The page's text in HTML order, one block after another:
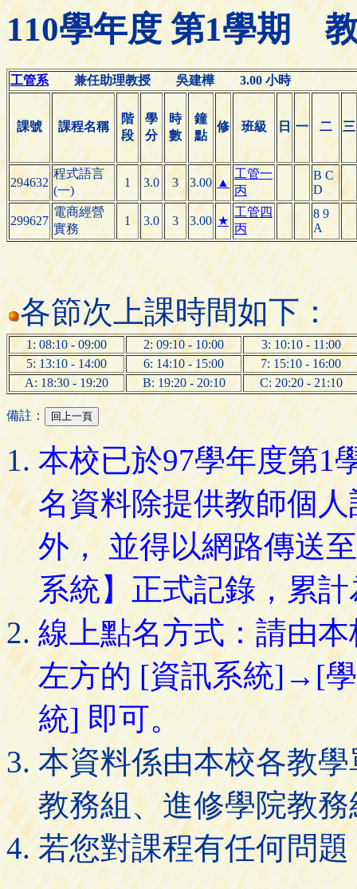
110學年度 第1學期
工管系兼任助理教授 吳建樺 3.00 小時
課號 課程名稱
階
段
學
分
時
數
鐘
點
修 班級 日 一 二 三
294632
程式語言
(一)
1 3.0 3 3.00 ▲
工管一
丙
B C
D
299627
電商經營
實務
1 3.0 3 3.00 ★
工管四
丙
8 9
A
各節次上課時間如下：
1: 08:10 - 09:00 2: 09:10 - 10:00
3: 10:10 - 11:00
5: 13:10 - 14:00
6: 14:10 - 15:00
7: 15:10 - 16:00
A: 18:30 - 19:20
B: 19:20 - 20:10 C: 20:20 - 21:10
備註：
本校已於97學年度第1
名資料除提供教師個
外， 並得以網路傳送
系統】正式記錄，累
線上點名方式：請由
左方的 [資訊系統]→[
統] 即可。
本資料係由本校各教
教務組、進修學院教
若您對課程有任何問